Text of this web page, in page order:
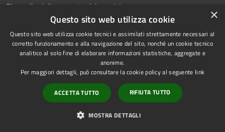
Piano di miglioramento dei servizi
RSS
Accessibilità
Copyright © 2026 • Comune di
Capri • Powered by
Municipium•Accesso
redazione
×
Questo sito web utilizza cookie
Questo sito web utilizza cookie tecnici e assimilati strettamente necessari al
corretto funzionamento e alla navigazione del sito, nonché un cookie tecnico
analitico al solo fine di elaborare informazioni statistiche, aggregate e
anonime.
Per maggiori dettagli, può consultare la cookie policy al seguente link
ACCETTA TUTTO RIFIUTA TUTTO
MOSTRA DETTAGLI